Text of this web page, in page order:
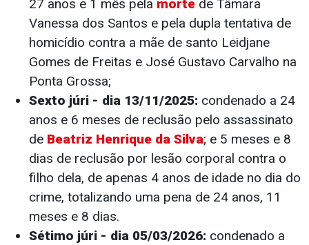
27 anos e 1 mês pela morte de Tâmara
Vanessa dos Santos e pela dupla tentativa de
homicídio contra a mãe de santo Leidjane
Gomes de Freitas e José Gustavo Carvalho na
Ponta Grossa;
Sexto júri - dia 13/11/2025: condenado a 24
anos e 6 meses de reclusão pelo assassinato
de Beatriz Henrique da Silva; e 5 meses e 8
dias de reclusão por lesão corporal contra o
filho dela, de apenas 4 anos de idade no dia do
crime, totalizando uma pena de 24 anos, 11
meses e 8 dias.
Sétimo júri - dia 05/03/2026: condenado a